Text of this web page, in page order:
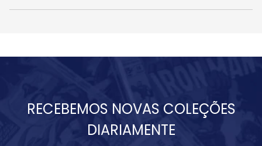
RECEBEMOS NOVAS COLEÇÕES
DIARIAMENTE